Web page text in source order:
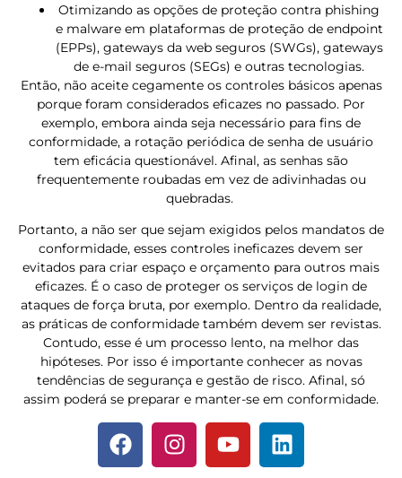
Otimizando as opções de proteção contra phishing
e malware em plataformas de proteção de endpoint
(EPPs), gateways da web seguros (SWGs), gateways
de e-mail seguros (SEGs) e outras tecnologias.
Então, não aceite cegamente os controles básicos apenas
porque foram considerados eficazes no passado. Por
exemplo, embora ainda seja necessário para fins de
conformidade, a rotação periódica de senha de usuário
tem eficácia questionável. Afinal, as senhas são
frequentemente roubadas em vez de adivinhadas ou
quebradas.
Portanto, a não ser que sejam exigidos pelos mandatos de
conformidade, esses controles ineficazes devem ser
evitados para criar espaço e orçamento para outros mais
eficazes. É o caso de proteger os serviços de login de
ataques de força bruta, por exemplo. Dentro da realidade,
as práticas de conformidade também devem ser revistas.
Contudo, esse é um processo lento, na melhor das
hipóteses. Por isso é importante conhecer as novas
tendências de segurança e gestão de risco. Afinal, só
assim poderá se preparar e manter-se em conformidade.